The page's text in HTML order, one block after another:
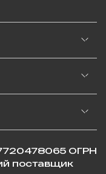
ОГРН
поставщик